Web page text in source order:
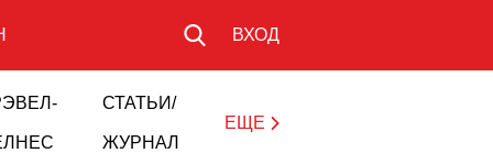
ВХОД
СТАТЬИ/
ЖУРНАЛ
ЕЩЕ